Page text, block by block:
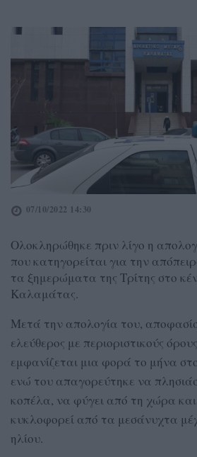
07/10/2022 14:30
Ολοκληρώθηκε πριν λίγο η
που κατηγορείται για την
τα ξημερώματα της Τρίτης στο
Καλαμάτας.
Μετά την απολογία του,
ελεύθερος με περιοριστικούς
εμφανίζεται μια φορά το μήνα
ενώ του απαγορεύτηκε να
κοπέλα, να φύγει από τη χώρα
κυκλοφορεί από τα μεσάνυχτα
ηλίου.